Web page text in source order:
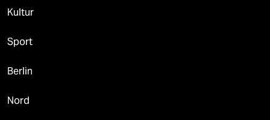
Kultur
Sport
Berlin
Nord